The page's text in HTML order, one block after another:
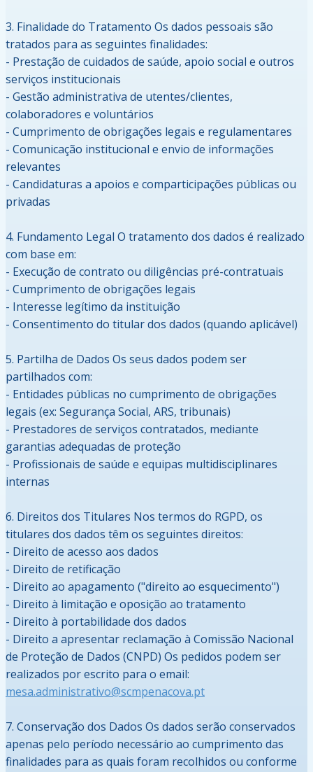
3. Finalidade do Tratamento Os dados pessoais são
tratados para as seguintes finalidades:
- Prestação de cuidados de saúde, apoio social e outros
serviços institucionais
- Gestão administrativa de utentes/clientes,
colaboradores e voluntários
- Cumprimento de obrigações legais e regulamentares
- Comunicação institucional e envio de informações
relevantes
- Candidaturas a apoios e comparticipações públicas ou
privadas
4. Fundamento Legal O tratamento dos dados é realizado
com base em:
- Execução de contrato ou diligências pré-contratuais
- Cumprimento de obrigações legais
- Interesse legítimo da instituição
- Consentimento do titular dos dados (quando aplicável)
5. Partilha de Dados Os seus dados podem ser
partilhados com:
- Entidades públicas no cumprimento de obrigações
legais (ex: Segurança Social, ARS, tribunais)
- Prestadores de serviços contratados, mediante
garantias adequadas de proteção
- Profissionais de saúde e equipas multidisciplinares
internas
6. Direitos dos Titulares Nos termos do RGPD, os
titulares dos dados têm os seguintes direitos:
- Direito de acesso aos dados
- Direito de retificação
- Direito ao apagamento ("direito ao esquecimento")
- Direito à limitação e oposição ao tratamento
- Direito à portabilidade dos dados
- Direito a apresentar reclamação à Comissão Nacional
de Proteção de Dados (CNPD) Os pedidos podem ser
realizados por escrito para o email:
mesa.administrativo@scmpenacova.pt
7. Conservação dos Dados Os dados serão conservados
apenas pelo período necessário ao cumprimento das
finalidades para as quais foram recolhidos ou conforme